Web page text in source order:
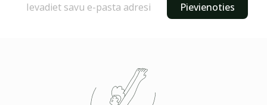
Pievienoties